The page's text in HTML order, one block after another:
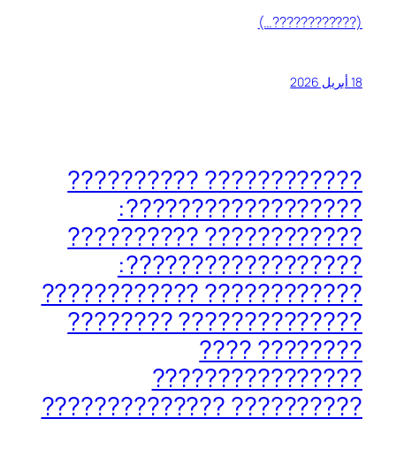
(????????????…)
18 أبريل 2026
???????????? ??????????
??????????????????:
???????????? ??????????
??????????????????:
???????????? ????????????
?????????????? ????????
???????? ????
????????????????
?????????? ??????????????